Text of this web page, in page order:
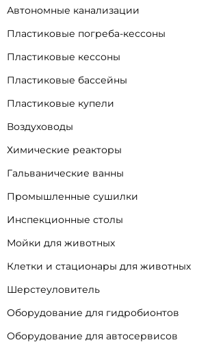
Автономные канализации
Пластиковые погреба-кессоны
Пластиковые кессоны
Пластиковые бассейны
Пластиковые купели
Воздуховоды
Химические реакторы
Гальванические ванны
Промышленные сушилки
Инспекционные столы
Мойки для животных
Клетки и стационары для животных
Шерстеуловитель
Оборудование для гидробионтов
Оборудование для автосервисов